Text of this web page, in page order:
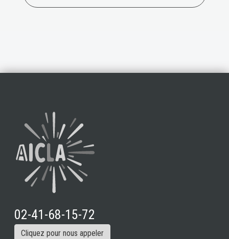
02-41-68-15-72
Cliquez pour nous appeler